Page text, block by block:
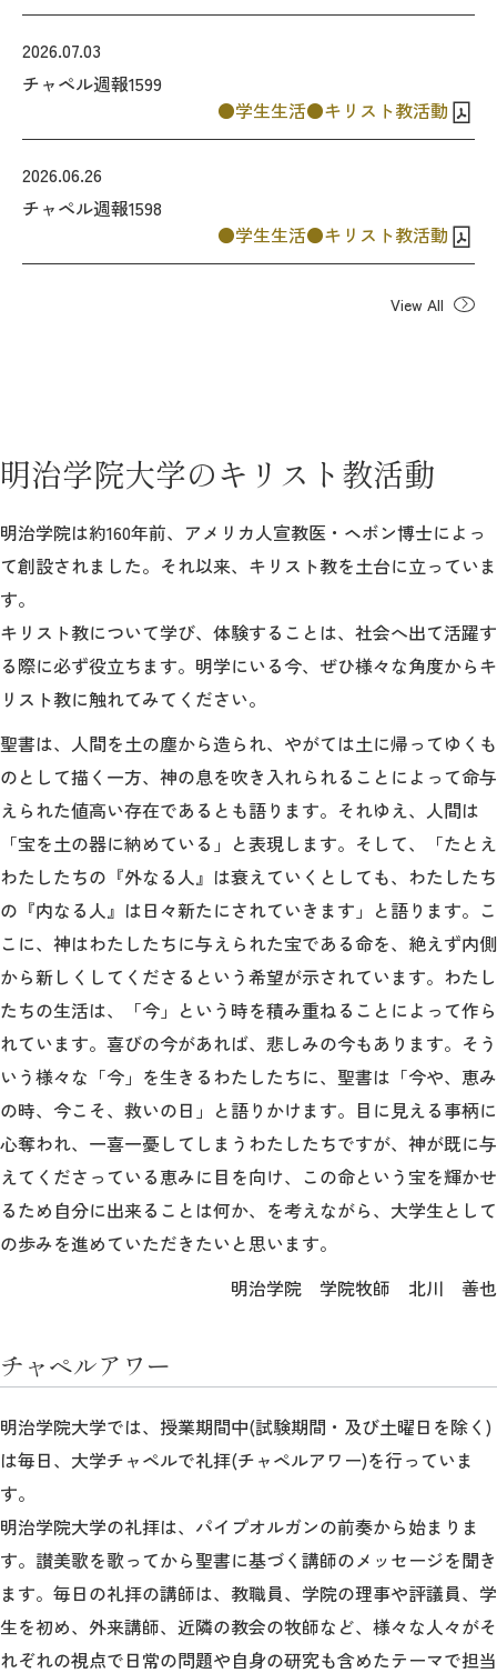
入試情報サイト
2026年9月入学者向け 新入生サイト
案内
お問合わせ
2026.07.03
学生生活 キリスト教活動
チャペル週報1599
2026.06.26
学生生活 キリスト教活動
チャペル週報1598
View All
明治学院大学のキリスト教活動
明治学院は約160年前、アメリカ人宣教医・ヘボン博士によっ
て創設されました。それ以来、キリスト教を土台に立っていま
す。
キリスト教について学び、体験することは、社会へ出て活躍す
る際に必ず役立ちます。明学にいる今、ぜひ様々な角度からキ
リスト教に触れてみてください。
聖書は、人間を土の塵から造られ、やがては土に帰ってゆくも
のとして描く一方、神の息を吹き入れられることによって命与
えられた値高い存在であるとも語ります。それゆえ、人間は
「宝を土の器に納めている」と表現します。そして、「たとえ
わたしたちの『外なる人』は衰えていくとしても、わたしたち
の『内なる人』は日々新たにされていきます」と語ります。こ
こに、神はわたしたちに与えられた宝である命を、絶えず内側
から新しくしてくださるという希望が示されています。わたし
たちの生活は、「今」という時を積み重ねることによって作ら
れています。喜びの今があれば、悲しみの今もあります。そう
いう様々な「今」を生きるわたしたちに、聖書は「今や、恵み
の時、今こそ、救いの日」と語りかけます。目に見える事柄に
心奪われ、一喜一憂してしまうわたしたちですが、神が既に与
えてくださっている恵みに目を向け、この命という宝を輝かせ
るため自分に出来ることは何か、を考えながら、大学生として
の歩みを進めていただきたいと思います。
明治学院 学院牧師 北川 善也
チャペルアワー
明治学院大学では、授業期間中(試験期間・及び土曜日を除く)
は毎日、大学チャペルで礼拝(チャペルアワー)を行っていま
す。
明治学院大学の礼拝は、パイプオルガンの前奏から始まりま
す。讃美歌を歌ってから聖書に基づく講師のメッセージを聞き
ます。毎日の礼拝の講師は、教職員、学院の理事や評議員、学
生を初め、外来講師、近隣の教会の牧師など、様々な人々がそ
れぞれの視点で日常の問題や自身の研究も含めたテーマで担当